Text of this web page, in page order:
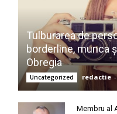
Tulburarea de
borderline, munca
Obregia
Uncategorized redactie -
Membru al